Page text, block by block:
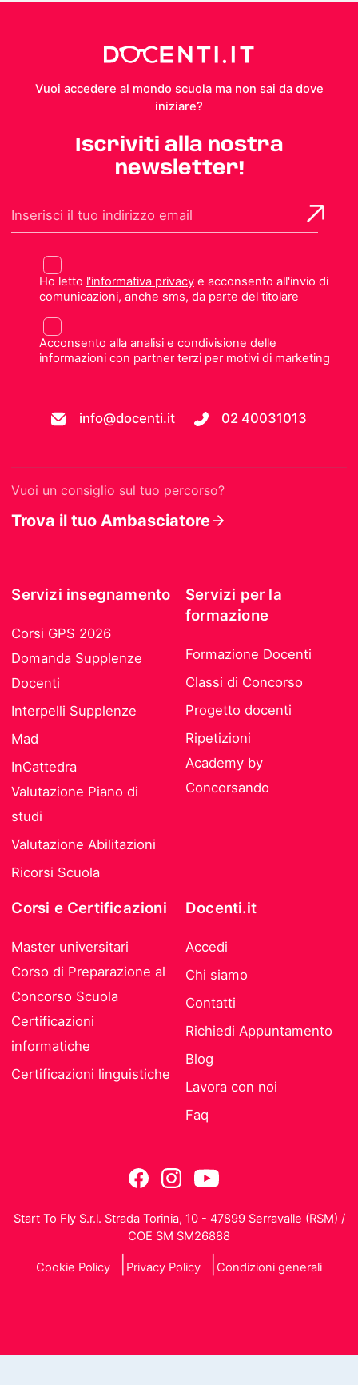
Vuoi accedere al mondo scuola ma non sai da dove
iniziare?
Iscriviti alla nostra
newsletter!
Ho letto l'informativa privacye acconsento all'invio di
comunicazioni, anche sms, da parte del titolare
Acconsento alla analisi e condivisione delle
informazioni con partner terzi per motivi di marketing
info@docenti.it 02 40031013
Vuoi un consiglio sul tuo percorso?
Trova il tuo Ambasciatore
Servizi insegnamento
Corsi GPS 2026
Domanda Supplenze
Docenti
Interpelli Supplenze
Mad
InCattedra
Valutazione Piano di
studi
Valutazione Abilitazioni
Ricorsi Scuola
Servizi per la
formazione
Formazione Docenti
Classi di Concorso
Progetto docenti
Ripetizioni
Academy by
Concorsando
Corsi e Certificazioni
Master universitari
Corso di Preparazione al
Concorso Scuola
Certificazioni
informatiche
Certificazioni linguistiche
Docenti.it
Accedi
Chi siamo
Contatti
Richiedi Appuntamento
Blog
Lavora con noi
Faq
Start To Fly S.r.l. Strada Torinia, 10 - 47899 Serravalle (RSM) /
COE SM SM26888
Cookie Policy Privacy Policy Condizioni generali